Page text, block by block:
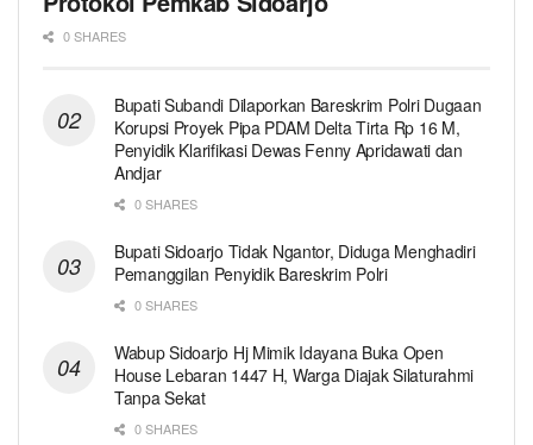
0 SHARES
Bupati Subandi Dilaporkan Bareskrim Polri Dugaan
Korupsi Proyek Pipa PDAM Delta Tirta Rp 16 M,
Penyidik Klarifikasi Dewas Fenny Apridawati dan
Andjar
0 SHARES
Bupati Sidoarjo Tidak Ngantor, Diduga Menghadiri
Pemanggilan Penyidik Bareskrim Polri
0 SHARES
Wabup Sidoarjo Hj Mimik Idayana Buka Open
House Lebaran 1447 H, Warga Diajak Silaturahmi
Tanpa Sekat
0 SHARES